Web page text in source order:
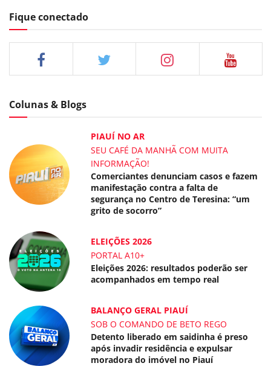
Fique conectado
Colunas & Blogs
PIAUÍ NO AR
SEU CAFÉ DA MANHÃ COM MUITA
INFORMAÇÃO!
Comerciantes denunciam casos e fazem
manifestação contra a falta de
segurança no Centro de Teresina: “um
grito de socorro”
ELEIÇÕES 2026
PORTAL A10+
Eleições 2026: resultados poderão ser
acompanhados em tempo real
BALANÇO GERAL PIAUÍ
SOB O COMANDO DE BETO REGO
Detento liberado em saidinha é preso
após invadir residência e expulsar
moradora do imóvel no Piauí